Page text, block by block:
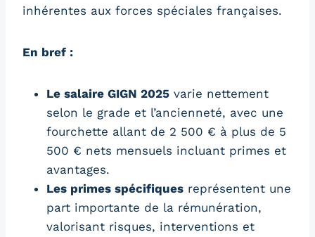
inhérentes aux forces spéciales françaises.
En bref :
Le salaire GIGN 2025 varie nettement
selon le grade et l’ancienneté, avec une
fourchette allant de 2 500 € à plus de 5
500 € nets mensuels incluant primes et
avantages.
Les primes spécifiques représentent une
part importante de la rémunération,
valorisant risques, interventions et